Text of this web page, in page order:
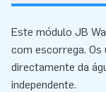
Este módulo JB
com escorrega.
directamente da
independente.